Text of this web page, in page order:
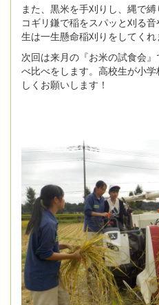
また、黒米を手刈りし、縄で
コギリ鎌で稲をスパッと刈る
生は一生懸命稲刈りをしてくれ
次回は来月の『お米の試食会
べ比べをします。高校生が小
しくお願いします！